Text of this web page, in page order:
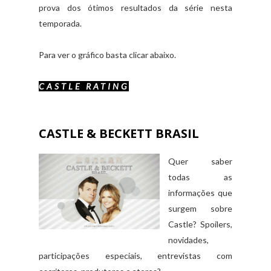
prova dos ótimos resultados da série nesta
temporada.
Para ver o gráfico basta clicar abaixo.
CASTLE RATING
CASTLE & BECKETT BRASIL
Quer saber
todas as
informações que
surgem sobre
Castle? Spoilers,
novidades,
participações especiais, entrevistas com